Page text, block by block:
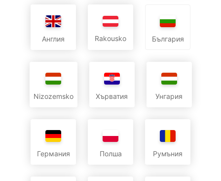
Англия Rakousko България
Nizozemsko Хърватия Унгария
Германия Полша Румъния